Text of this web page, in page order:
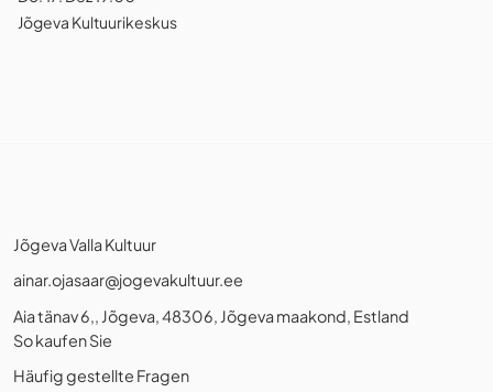
Jõgeva Kultuurikeskus
Jõgeva Valla Kultuur
ainar.ojasaar@jogevakultuur.ee
Aia tänav 6,, Jõgeva, 48306, Jõgeva maakond, Estland
So kaufen Sie
Häufig gestellte Fragen